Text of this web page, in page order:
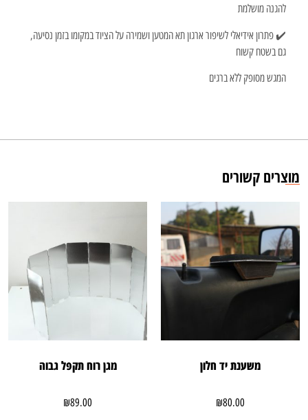
להגנה מושלמת
✔️ פתרון אידיאלי לשיפור ארגון תא המטען ושמירה על הציוד במקומו בזמן נסיעה,
גם בשטח קשוח
המגש מסופק ללא ברגים
מוצרים קשורים
משענת יד חלון
₪80.00
מגן רוח תקפל גבוה
₪89.00